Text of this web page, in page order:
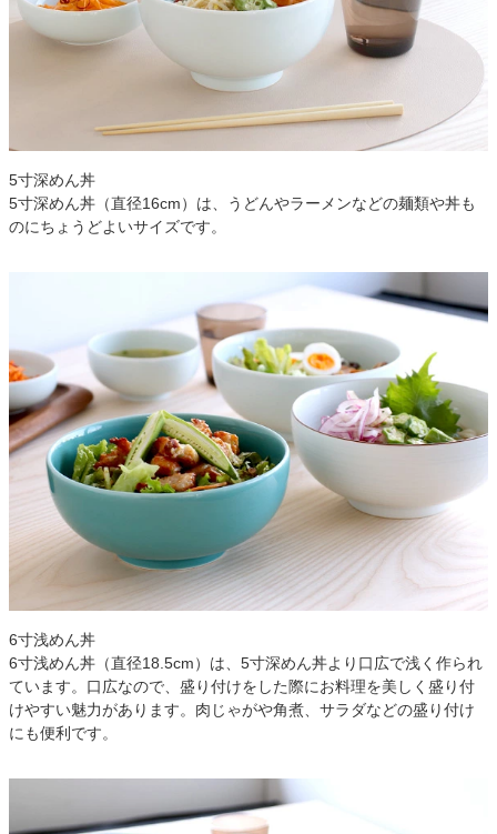
5寸深めん丼
5寸深めん丼（直径16cm）は、うどんやラーメンなどの麺類や丼も
のにちょうどよいサイズです。
6寸浅めん丼
6寸浅めん丼（直径18.5cm）は、5寸深めん丼より口広で浅く作られ
ています。口広なので、盛り付けをした際にお料理を美しく盛り付
けやすい魅力があります。肉じゃがや角煮、サラダなどの盛り付け
にも便利です。